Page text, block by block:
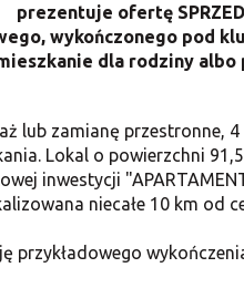
prezentuje ofertę
wykończonego pod
dla rodziny albo
lub zamianę przestronne,
Lokal o powierzchni
inwestycji
niecałe 10 km od
przykładowego